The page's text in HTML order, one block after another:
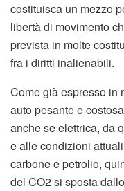
costituisca un mezzo
libertà di movimento
prevista in molte
fra i diritti inalienabili.
Come già espresso in
auto pesante e
anche se elettrica, da
e alle condizioni
carbone e petrolio,
del CO2 si sposta